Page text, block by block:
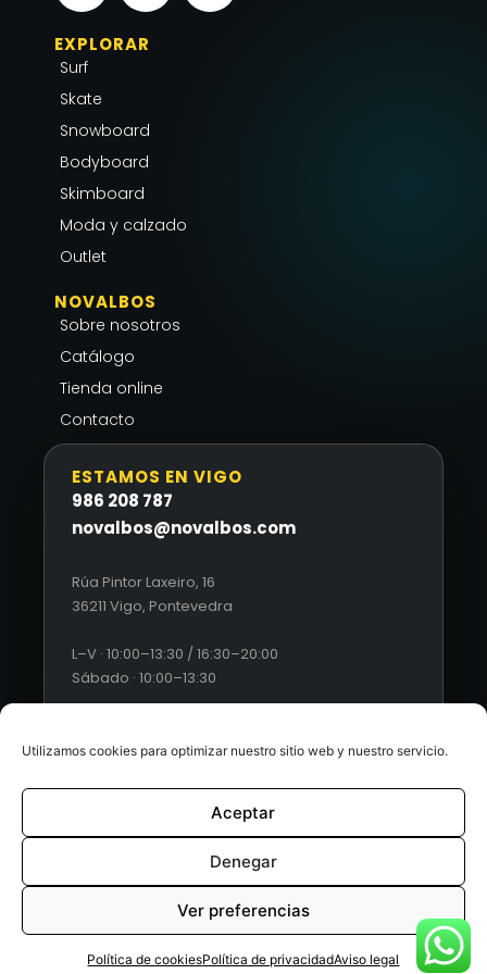
Utilizamos cookies para optimizar nuestro sitio web y nuestro servicio.
Aceptar
Denegar
Ver preferencias
Política de cookiesPolítica de privacidadAviso legal
s
t
a
g
r
a
m
c
e
o
k
f
a
EXPLORAR
Surf
Skate
Snowboard
Bodyboard
Skimboard
Moda y calzado
Outlet
NOVALBOS
Sobre nosotros
Catálogo
Tienda online
Contacto
ESTAMOS EN VIGO
986 208 787
novalbos@novalbos.com
Rúa Pintor Laxeiro, 16
36211 Vigo, Pontevedra
L–V · 10:00–13:30 / 16:30–20:00
Sábado · 10:00–13:30
© 2026 Novalbos. Todos los derechos reservados. |
web by Esquío
Aviso Legal|Política de Privacidad|Condiciones generales
Políticas de cookies